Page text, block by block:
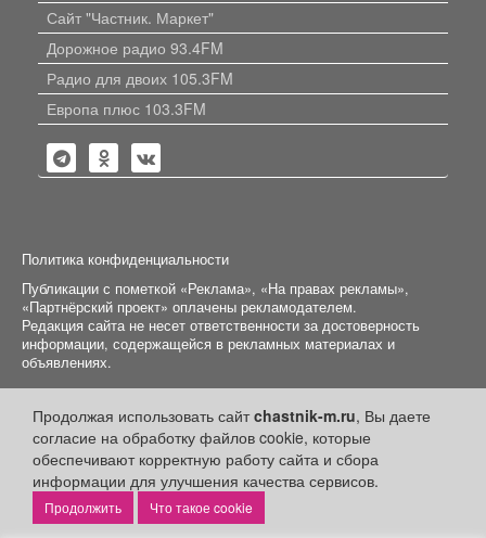
Продолжая использовать сайтchastnik-m.ru, Вы даете
согласие на обработку файлов cookie, которые
обеспечивают корректную работу сайта и сбора
информации для улучшения качества сервисов.
Что такое cookie
Сайт "Частник. Маркет"
Дорожное радио 93.4FM
Радио для двоих 105.3FM
Европа плюс 103.3FM
Политика конфиденциальности
Публикации с пометкой «Реклама», «На правах рекламы»,
«Партнёрский проект» оплачены рекламодателем.
Редакция сайта не несет ответственности за достоверность
информации, содержащейся в рекламных материалах и
объявлениях.
+16 ООО "Частник-М"